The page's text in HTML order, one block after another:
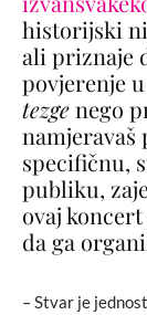
historijski
ali priznaje
povjerenje
tezgenego
specifičnu,
publiku,
ovaj
da ga
– Stvar je